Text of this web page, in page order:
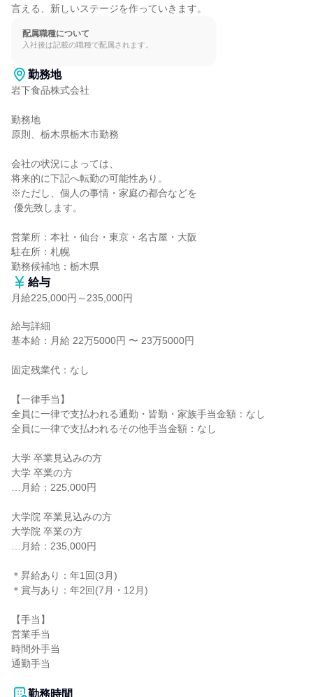
言える、新しいステージを作っていきます。
配属職種について
入社後は記載の職種で配属されます。
勤務地
岩下食品株式会社
勤務地
原則、栃木県栃木市勤務
会社の状況によっては、
将来的に下記へ転勤の可能性あり。
※ただし、個人の事情・家庭の都合などを
営業所：本社・仙台・東京・名古屋・大阪
駐在所：札幌
勤務候補地：栃木県
給与
月給225,000円～235,000円
給与詳細
基本給：月給 22万5000円 〜 23万5000円
固定残業代：なし
【一律手当】
全員に一律で支払われる通勤・皆勤・家族手当金額：なし
全員に一律で支払われるその他手当金額：なし
大学 卒業見込みの方
大学 卒業の方
…月給：225,000円
大学院 卒業見込みの方
大学院 卒業の方
…月給：235,000円
＊昇給あり：年1回(3月)
＊賞与あり：年2回(7月・12月)
【手当】
営業手当
時間外手当
通勤手当
勤務時間